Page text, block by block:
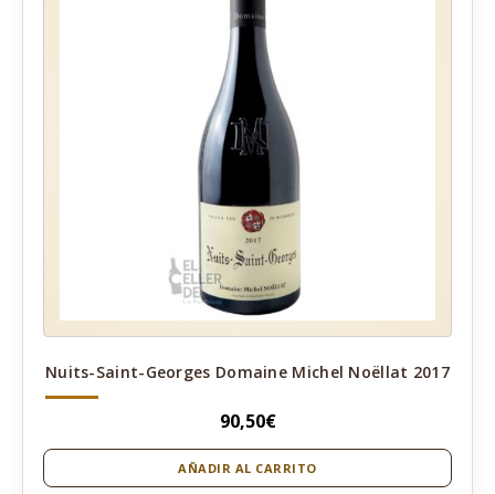
Nuits-Saint-Georges Domaine Michel Noëllat 2017
90,50€
AÑADIR AL CARRITO